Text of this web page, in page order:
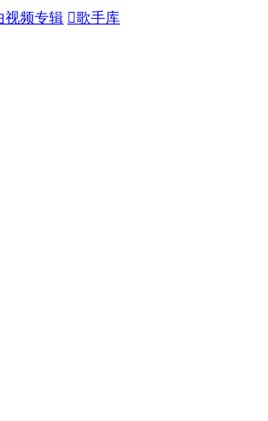
视频专辑 歌手库